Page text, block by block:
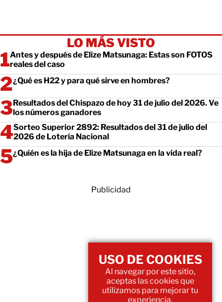
LO MÁS VISTO
Antes y después de Elize Matsunaga: Estas son FOTOS
reales del caso
¿Qué es H22 y para qué sirve en hombres?
Resultados del Chispazo de hoy 31 de julio del 2026. Ve
los números ganadores
Sorteo Superior 2892: Resultados del 31 de julio del
2026 de Lotería Nacional
¿Quién es la hija de Elize Matsunaga en la vida real?
Publicidad
USO DE COOKIES
Al navegar por este sitio,
aceptas las cookies que
utilizamos para mejorar tu
experiencia.